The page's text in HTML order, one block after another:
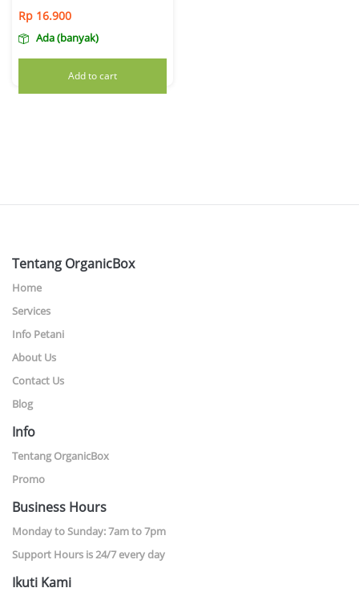
Rp 16.900
Ada (banyak)
Add to cart
Tentang OrganicBox
Home
Services
Info Petani
About Us
Contact Us
Blog
Info
Tentang OrganicBox
Promo
Business Hours
Monday to Sunday: 7am to 7pm
Support Hours is 24/7 every day
Ikuti Kami